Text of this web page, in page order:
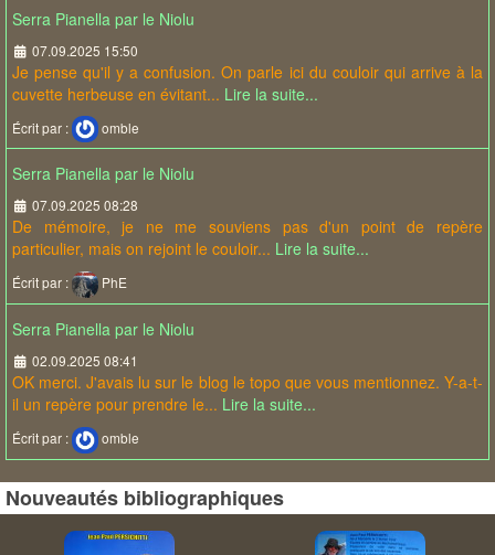
Serra Pianella par le Niolu
07.09.2025 15:50
Je pense qu'il y a confusion. On parle ici du couloir qui arrive à la
cuvette herbeuse en évitant... Lire la suite...
Écrit par : omble
Serra Pianella par le Niolu
07.09.2025 08:28
De mémoire, je ne me souviens pas d'un point de repère
particulier, mais on rejoint le couloir... Lire la suite...
Écrit par : PhE
Serra Pianella par le Niolu
02.09.2025 08:41
OK merci. J'avais lu sur le blog le topo que vous mentionnez. Y-a-t-
il un repère pour prendre le... Lire la suite...
Écrit par : omble
Nouveautés bibliographiques